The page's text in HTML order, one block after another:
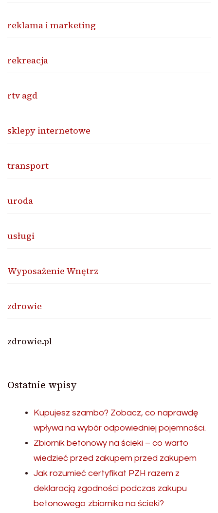
reklama i marketing
rekreacja
rtv agd
sklepy internetowe
transport
uroda
usługi
Wyposażenie Wnętrz
zdrowie
zdrowie.pl
Ostatnie wpisy
Kupujesz szambo? Zobacz, co naprawdę
wpływa na wybór odpowiedniej pojemności.
Zbiornik betonowy na ścieki – co warto
wiedzieć przed zakupem przed zakupem
Jak rozumieć certyfikat PZH razem z
deklaracją zgodności podczas zakupu
betonowego zbiornika na ścieki?